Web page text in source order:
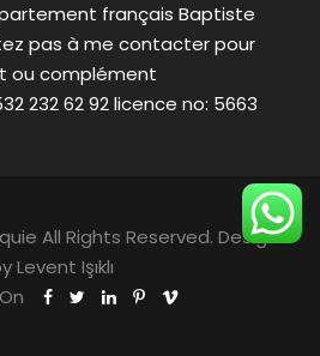
français Baptiste
pas à me contacter pour
ou complément
232 62 92 licence no: 5663
All Rights Reserved. Design
Levent Işıklı